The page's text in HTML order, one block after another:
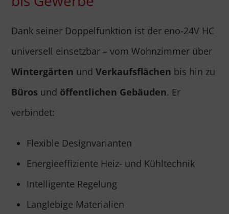
Dank seiner Doppelfunktion ist der eno-24V HC
universell einsetzbar – vom Wohnzimmer über
Wintergärten undVerkaufsflächen bis hin zu
Büros und öffentlichen Gebäuden. Er
verbindet:
Flexible Designvarianten
Energieeffiziente Heiz- und Kühltechnik
Intelligente Regelung
Langlebige Materialien